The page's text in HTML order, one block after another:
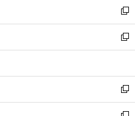
く
で
開
く
ド
ウ
で
開
ィ
ン
ド
ウ
開
く
い
ウ
ィ
ン
ウ
で
開
新
し
い
ウ
ン
ド
ウ
新
し
ウ
ィ
ン
新
し